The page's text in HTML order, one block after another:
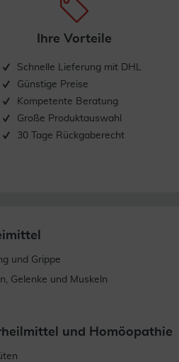
Ihre Vorteile
Schnelle Lieferung mit DHL
Günstige Preise
Kompetente Beratung
Große Produktauswahl
30 Tage Rückgaberecht
und Grippe
Gelenke und Muskeln
und Homöopathie